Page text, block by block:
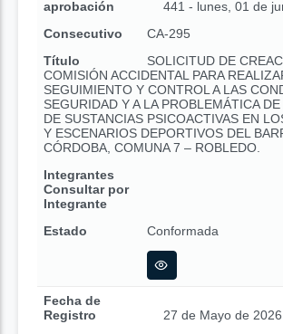
aprobación
441 - lunes, 01 de
Consecutivo
CA-295
Título
SOLICITUD DE
COMISIÓN ACCIDENTAL PARA
SEGUIMIENTO Y CONTROL A LAS
SEGURIDAD Y A LA PROBLEMÁTICA
DE SUSTANCIAS PSICOACTIVAS EN
Y ESCENARIOS DEPORTIVOS DEL
CÓRDOBA, COMUNA 7 – ROBLEDO.
Integrantes
Consultar por
Integrante
Estado
Conformada
Fecha de
Registro
27 de Mayo de 2026